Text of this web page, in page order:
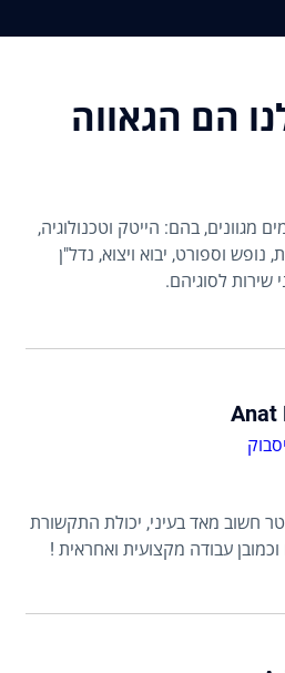
הם הגאווה
מגוונים, בהם: הייטק וטכנולוגיה,
נופש וספורט, יבוא ויצוא, נדל"ן
שירות לסוגיהם.
Anat
חשוב מאד בעיני, יכולת התקשורת
עבודה מקצועית ואחראית !